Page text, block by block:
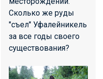
Сколько же руды
"съел" Уфалейникель
за все годы своего
существования?